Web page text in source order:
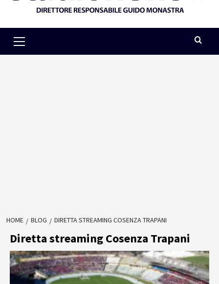
Menu
HOME BLOG DIRETTA STREAMING COSENZA TRAPANI
Diretta streaming Cosenza Trapani